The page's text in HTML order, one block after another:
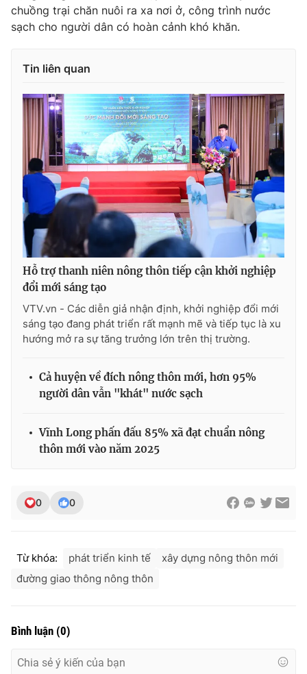
chuồng trại chăn nuôi ra xa nơi ở, công trình nước
sạch cho người dân có hoàn cảnh khó khăn.
Tin liên quan
Hỗ trợ thanh niên nông thôn tiếp cận khởi nghiệp
đổi mới sáng tạo
VTV.vn - Các diễn giả nhận định, khởi nghiệp đổi mới
sáng tạo đang phát triển rất mạnh mẽ và tiếp tục là xu
hướng mở ra sự tăng trưởng lớn trên thị trường.
Cả huyện về đích nông thôn mới, hơn 95%
người dân vẫn "khát" nước sạch
Vĩnh Long phấn đấu 85% xã đạt chuẩn nông
thôn mới vào năm 2025
0 0
Từ khóa: phát triển kinh tế
xây dựng nông thôn mới
đường giao thông nông thôn
Bình luận (0)